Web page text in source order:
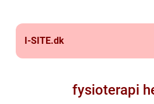
I-SITE.dk
fysioterapi